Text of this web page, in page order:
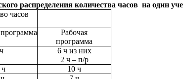
распределения количества часов на один
часов
Рабочая
программа
6 ч из них
2 ч – п/р
ч
10 ч